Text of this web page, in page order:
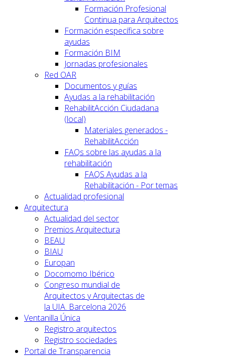
Formación Profesional
Continua para Arquitectos
Formación específica sobre
ayudas
Formación BIM
Jornadas profesionales
Red OAR
Documentos y guías
Ayudas a la rehabilitación
RehabilitAcción Ciudadana
(local)
Materiales generados -
RehabilitAcción
FAQs sobre las ayudas a la
rehabilitación
FAQS Ayudas a la
Rehabilitación - Por temas
Actualidad profesional
Arquitectura
Actualidad del sector
Premios Arquitectura
BEAU
BIAU
Europan
Docomomo Ibérico
Congreso mundial de
Arquitectos y Arquitectas de
la UIA. Barcelona 2026
Ventanilla Única
Registro arquitectos
Registro sociedades
Portal de Transparencia